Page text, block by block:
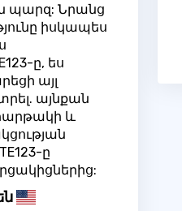
պարզ: Նրանց
իսկապես
ը, ես
այլ
այնքան
և
ը